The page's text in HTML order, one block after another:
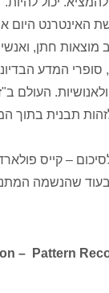
האינטרנט היום
מוצאות חתן,
סופרי המדע
העולם
תבנית בתוך
– קייס
שהנשמה
– Pattern